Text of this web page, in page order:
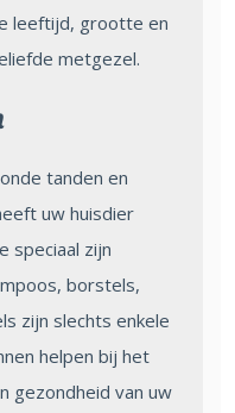
leeftijd, grootte en
metgezel.
tanden en
uw huisdier
speciaal zijn
borstels,
zijn slechts enkele
helpen bij het
gezondheid van uw